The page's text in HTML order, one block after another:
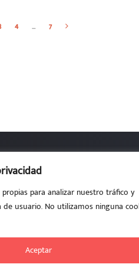
para analizar nuestro tráfico y
de usuario. No utilizamos ninguna
Aceptar
4 … 7
para
UPM • Aula A101.1-L •
DE ALUMNOS DE